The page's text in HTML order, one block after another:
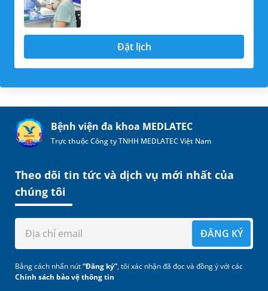
Đặt lịch
Bệnh viện đa khoa MEDLATEC
Trực thuộc Công ty TNHH MEDLATEC Việt Nam
Theo dõi tin tức và dịch vụ mới nhất của
chúng tôi
ĐĂNG KÝ
Bằng cách nhấn nút“Đăng ký”, tôi xác nhận đã đọc và đồng ý với các
Chính sách bảo vệ thông tin